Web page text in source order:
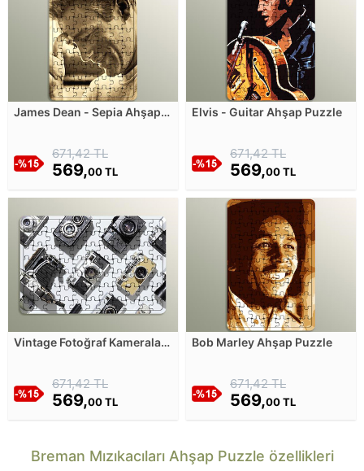
James Dean - Sepia Ahşap
671,42 TL
569,00 TL
Elvis - Guitar Ahşap Puzzle
671,42 TL
569,00 TL
Vintage Fotoğraf Kameraları
671,42 TL
569,00 TL
Bob Marley Ahşap Puzzle
671,42 TL
569,00 TL
Breman Mızıkacıları Ahşap Puzzle özellikleri